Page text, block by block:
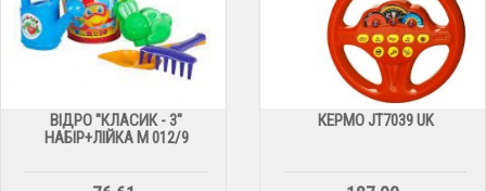
ВІДРО "КЛАСИК - 3"
НАБІР+ЛІЙКА М 012/9
КЕРМО JT7039 UK